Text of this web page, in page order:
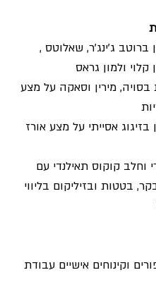
ברוטב ג'ינג'ר, שאלוטס ,
ולמון גראס
בסויה, מירין וסאקה על מצע
בזיגוג אסייתי על מצע אורז
וחלב קוקוס תאילנדי עם
בטטות ובזיליקום בליווי
וקינוחים אישיים עבודת